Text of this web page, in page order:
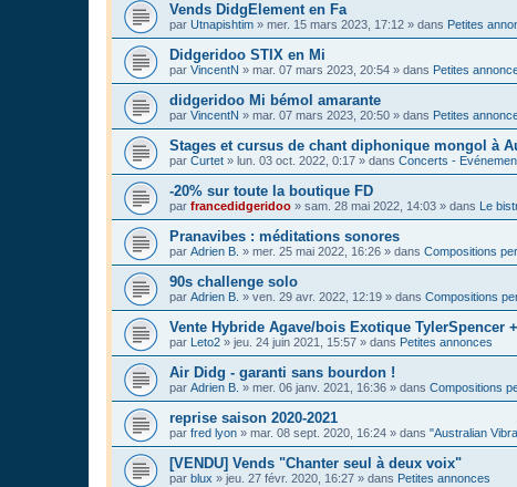
Vends DidgElement en Fa
par Utnapishtim » mer. 15 mars 2023, 17:12 » dans Petites
Didgeridoo STIX en Mi
par VincentN » mar. 07 mars 2023, 20:54 » dans Petites
didgeridoo Mi bémol amarante
par VincentN » mar. 07 mars 2023, 20:50 » dans Petites
Stages et cursus de chant diphonique mongol à
par Curtet » lun. 03 oct. 2022, 0:17 » dans Concerts -
-20% sur toute la boutique FD
par francedidgeridoo » sam. 28 mai 2022, 14:03 » dans Le
Pranavibes : méditations sonores
par Adrien B. » mer. 25 mai 2022, 16:26 » dans Compositions
90s challenge solo
par Adrien B. » ven. 29 avr. 2022, 12:19 » dans Compositions
Vente Hybride Agave/bois Exotique TylerSpencer
par Leto2 » jeu. 24 juin 2021, 15:57 » dans Petites annonces
Air Didg - garanti sans bourdon !
par Adrien B. » mer. 06 janv. 2021, 16:36 » dans Compositions
reprise saison 2020-2021
par fred lyon » mar. 08 sept. 2020, 16:24 » dans "Australian
[VENDU] Vends "Chanter seul à deux voix"
par blux » jeu. 27 févr. 2020, 16:27 » dans Petites annonces